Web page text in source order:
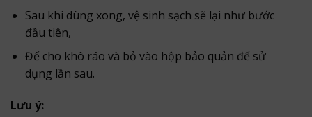
Sau khi dùng xong, vệ sinh sạch sẽ lại như bước
đầu tiên,
Để cho khô ráo và bỏ vào hộp bảo quản để sử
dụng lần sau.
Lưu ý: